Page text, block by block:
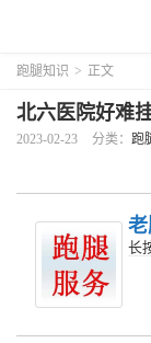
跑腿知识 > 正文
北六医院好难
2023-02-23 分类： 跑
长